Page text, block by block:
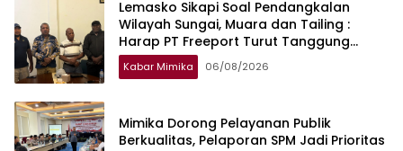
Lemasko Sikapi Soal Pendangkalan
Wilayah Sungai, Muara dan Tailing :
Harap PT Freeport Turut Tanggung
Jawab Selesaikan Masalah Akses
Masyarakat
Kabar Mimika 06/08/2026
Mimika Dorong Pelayanan Publik
Berkualitas, Pelaporan SPM Jadi Prioritas